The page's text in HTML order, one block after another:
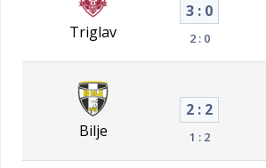
Triglav
3 : 0
2 : 0
Bilje
2 : 2
1 : 2